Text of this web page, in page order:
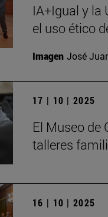
IA+Igual y la
el uso ético
Imagen José
17 | 10 | 2025
El Museo de
talleres
16 | 10 | 2025